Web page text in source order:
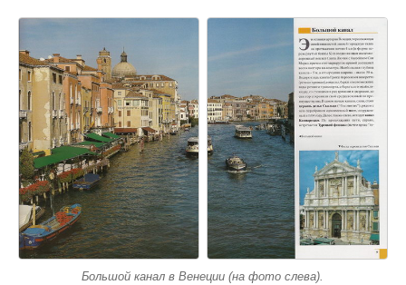
Большой канал в Венеции (на фото слева).